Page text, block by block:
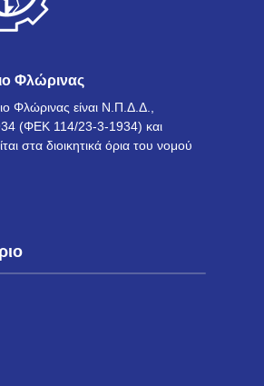
Φλώρινας
Φλώρινας είναι Ν.Π.Δ.Δ.,
(ΦΕΚ 114/23-3-1934) και
στα διοικητικά όρια του νομού